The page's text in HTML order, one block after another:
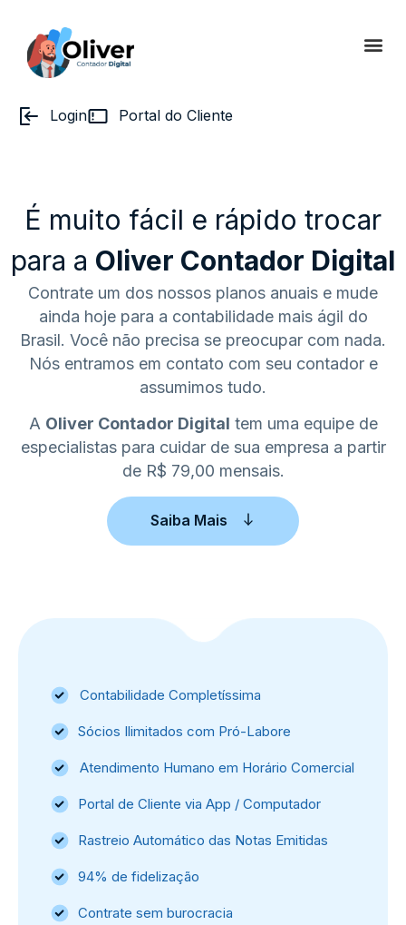
Login Portal do Cliente
É muito fácil e rápido trocar
para a Oliver Contador Digital
Contrate um dos nossos planos anuais e mude
ainda hoje para a contabilidade mais ágil do
Brasil. Você não precisa se preocupar com nada.
Nós entramos em contato com seu contador e
assumimos tudo.
A Oliver Contador Digital tem uma equipe de
especialistas para cuidar de sua empresa a partir
de R$ 79,00 mensais.
Saiba Mais
Contabilidade Completíssima
Sócios Ilimitados com Pró-Labore
Atendimento Humano em Horário Comercial
Portal de Cliente via App / Computador
Rastreio Automático das Notas Emitidas
94% de fidelização
Contrate sem burocracia